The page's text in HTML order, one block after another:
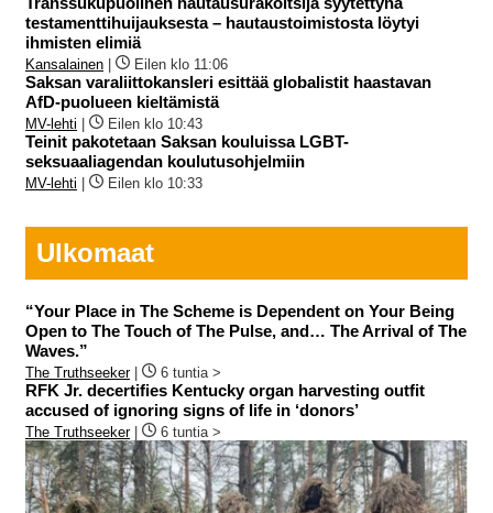
testamenttihuijauksesta – hautaustoimistosta löytyi
ihmisten elimiä
Kansalainen Eilen klo 11:06
Saksan varaliittokansleri esittää globalistit haastavan
AfD-puolueen kieltämistä
MV-lehti Eilen klo 10:43
Teinit pakotetaan Saksan kouluissa LGBT-
seksuaaliagendan koulutusohjelmiin
MV-lehti Eilen klo 10:33
Ulkomaat
“Your Place in The Scheme is Dependent on Your Being
Open to The Touch of The Pulse, and… The Arrival of The
Waves.”
The Truthseeker| 6 tuntia >
RFK Jr. decertifies Kentucky organ harvesting outfit
accused of ignoring signs of life in ‘donors’
The Truthseeker| 6 tuntia >